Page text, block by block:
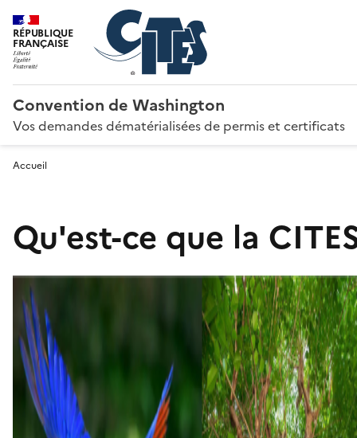
RÉPUBLIQUE
FRANÇAISE
Convention de Washington
Vos demandes dématérialisées de permis et certificats
Accueil
Qu'est-ce que la